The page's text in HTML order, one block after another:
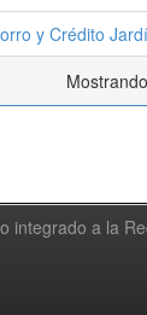
y Crédito
integrado a la